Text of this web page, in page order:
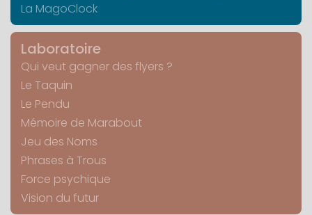
La MagoClock
Laboratoire
Qui veut gagner des flyers ?
Le Taquin
Le Pendu
Mémoire de Marabout
Jeu des Noms
Phrases à Trous
Force psychique
Vision du futur